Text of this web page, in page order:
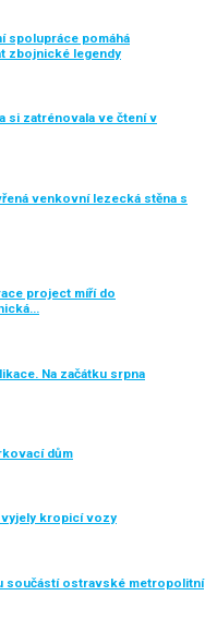
spolupráce pomáhá
zbojnické legendy
si zatrénovala ve čtení v
venkovní lezecká stěna s
project míří do
Na začátku srpna
dům
kropicí vozy
součástí ostravské metropolitní